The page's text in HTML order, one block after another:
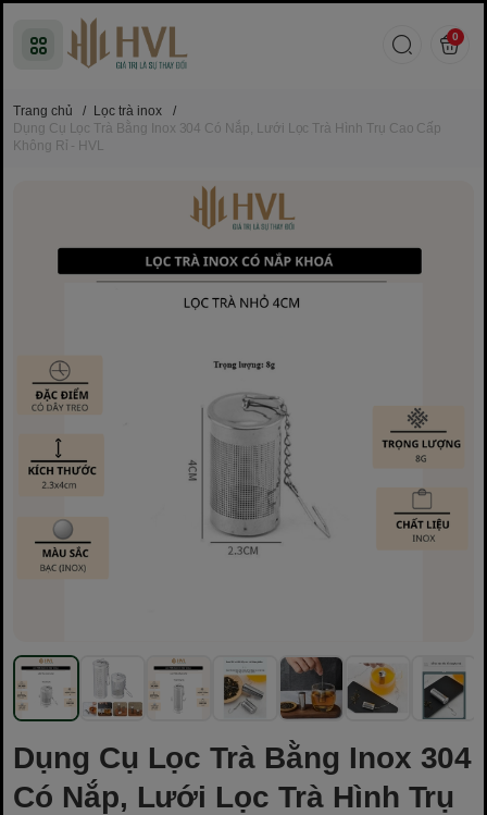
0
Trang chủ / Lọc trà inox
/
Dụng Cụ Lọc Trà Bằng Inox 304 Có Nắp, Lưới Lọc Trà Hình Trụ Cao Cấp
Không Rỉ - HVL
Dụng Cụ Lọc Trà Bằng Inox 304
Có Nắp, Lưới Lọc Trà Hình Trụ